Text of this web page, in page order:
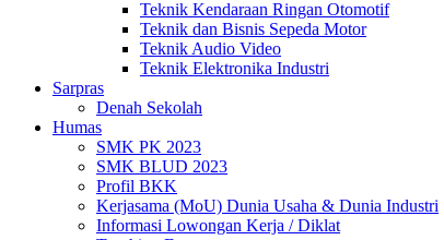
Teknik Kendaraan Ringan Otomotif
Teknik dan Bisnis Sepeda Motor
Teknik Audio Video
Teknik Elektronika Industri
Sarpras
Denah Sekolah
Humas
SMK PK 2023
SMK BLUD 2023
Profil BKK
Kerjasama (MoU) Dunia Usaha & Dunia Industri
Informasi Lowongan Kerja / Diklat